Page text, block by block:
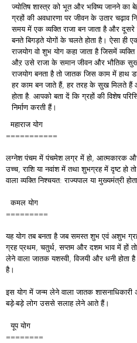
ज्योतिष शास्त्र को भूत और भविष्य जानने का
ग्रहों की अवधारणा पर जीवन के उतार चढ़ाव
समय में एक व्यक्ति राजा बन जाता है और
बनते बिगड़ते योगों के चलते होता है। ऐसा ही
राजयोग वो शुभ योग कहा जाता है जिसमें
औऱ उसे राजा के समान जीवन और भौतिक
राजयोग बनता है तो जातक जिस काम में हाथ
हर काम बन जाते हैं, हर तरह के सुख मिलते हैं
होता है. आपको बता दें कि ग्रहों की विशेष
निर्माण करती हैं।
महाराज योग
===========
लग्नेश पंचम में पंचमेश लग्र में हो, आत्मकारक
उच्च, राशि या नवांश में तथा शुभग्रह में दृष्ट हो
वाला व्यक्ति निश्चयत: राज्यपाल या मुख्यमंत्री
कमल योग
=========
यह योग तब बनता है जब समस्त शुभ एवं अशुभ
ग्रह प्रथम, चतुर्थ, सप्तम और दशम भाव में हों
लेने वाला जातक यशस्वी, विजयी और धनी होता
है।
इस योग में जन्म लेने वाला जातक
बड़े-बड़े लोग उससे सलाह लेने आते हैं।
यूप योग
========